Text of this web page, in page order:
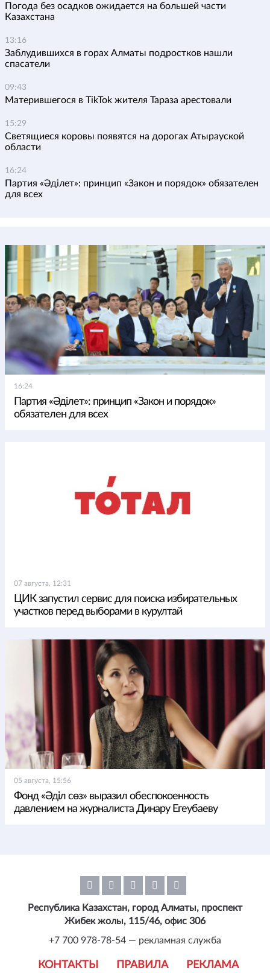
Погода без осадков ожидается на большей части
Казахстана
13:16
Заблудившихся в горах Алматы подростков нашли
спасатели
09:43
Матерившегося в TikTok жителя Тараза арестовали
15:29
Светящиеся коровы появятся на дорогах Атырауской
области
16:24
Партия «Әділет»: принцип «Закон и порядок» обязателен
для всех
16:24
Партия «Әділет»: принцип «Закон и порядок»
обязателен для всех
07 августа, 12:31
ЦИК запустил сервис для поиска избирательных
участков перед выборами в курултай
05 августа, 15:56
Фонд «Әділ сөз» выразил обеспокоенность
давлением на журналиста Динару Егеубаеву
КОНТАКТЫ ПРАВИЛА РЕКЛАМА
Республика Казахстан, город Алматы, проспект
Жибек жолы, 115/46, офис 306
+7 700 978-78-54 — рекламная служба